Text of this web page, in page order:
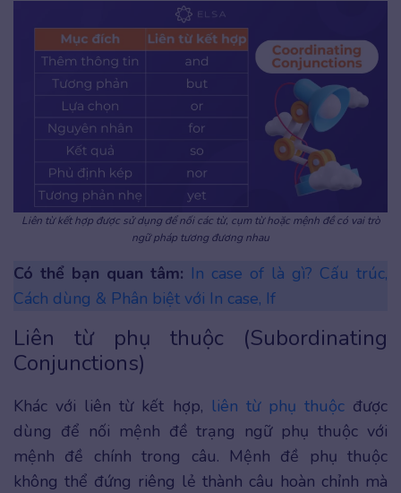
Liên từ kết hợp được sử dụng để nối các từ, cụm từ hoặc mệnh đề có vai trò
ngữ pháp tương đương nhau
Có thể bạn quan tâm: In case of là gì? Cấu trúc,
Cách dùng & Phân biệt với In case, If
Liên từ phụ thuộc (Subordinating
Conjunctions)
Khác với liên từ kết hợp, liên từ phụ thuộcđược
dùng để nối mệnh đề trạng ngữ phụ thuộc với
mệnh đề chính trong câu. Mệnh đề phụ thuộc
không thể đứng riêng lẻ thành câu hoàn chỉnh mà